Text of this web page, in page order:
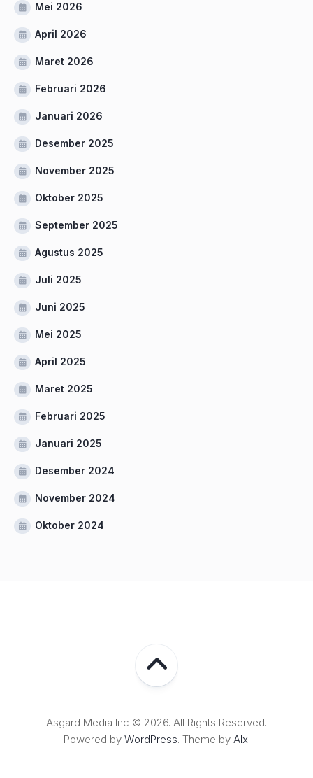
Mei 2026
April 2026
Maret 2026
Februari 2026
Januari 2026
Desember 2025
November 2025
Oktober 2025
September 2025
Agustus 2025
Juli 2025
Juni 2025
Mei 2025
April 2025
Maret 2025
Februari 2025
Januari 2025
Desember 2024
November 2024
Oktober 2024
Asgard Media Inc © 2026. All Rights Reserved.
Powered by WordPress. Theme by Alx.